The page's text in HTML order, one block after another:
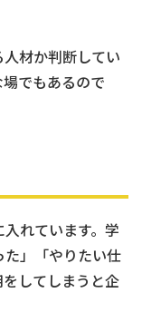
材か判断してい
でもあるので
れています。学
」「やりたい仕
してしまうと企